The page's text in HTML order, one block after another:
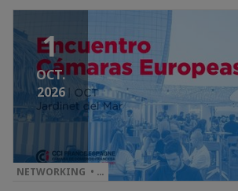
1
OCT.
2026
NETWORKING • …